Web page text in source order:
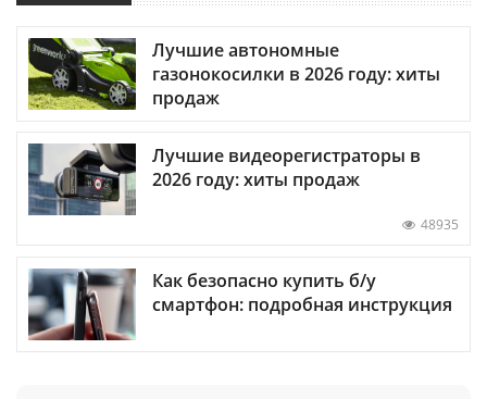
Лучшие автономные
газонокосилки в 2026 году: хиты
продаж
Лучшие видеорегистраторы в
2026 году: хиты продаж
48935
Как безопасно купить б/у
смартфон: подробная инструкция